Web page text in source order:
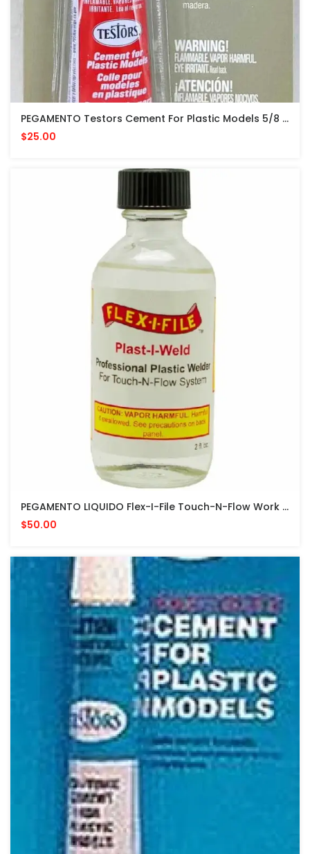
PEGAMENTO Testors Cement For Plastic Models 5/8 Fl Oz PARA MODELOS PLASTICOS
$25.00
PEGAMENTO LIQUIDO Flex-I-File Touch-N-Flow Work Base And Plast-I-Weld Liquid Cement 2oz
$50.00